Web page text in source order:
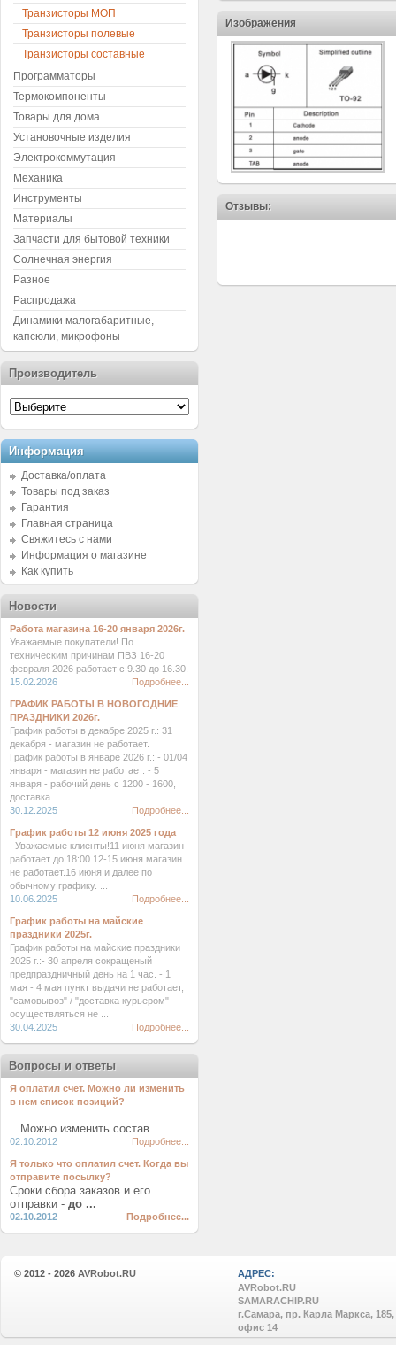
Изображения
Отзывы:
Транзисторы МОП
Транзисторы полевые
Транзисторы составные
Программаторы
Термокомпоненты
Товары для дома
Установочные изделия
Электрокоммутация
Механика
Инструменты
Материалы
Запчасти для бытовой техники
Солнечная энергия
Разное
Распродажа
Динамики малогабаритные,
капсюли, микрофоны
Производитель
Информация
Доставка/оплата
Товары под заказ
Гарантия
Главная страница
Свяжитесь с нами
Информация о магазине
Как купить
Новости
Работа магазина 16-20 января 2026г.
Уважаемые покупатели! По
техническим причинам ПВЗ 16-20
февраля 2026 работает с 9.30 до 16.30.
15.02.2026
Подробнее...
ГРАФИК РАБОТЫ В НОВОГОДНИЕ
ПРАЗДНИКИ 2026г.
График работы в декабре 2025 г.: 31
декабря - магазин не работает.
График работы в январе 2026 г.: - 01/04
января - магазин не работает. - 5
января - рабочий день с 1200 - 1600,
доставка ...
30.12.2025
Подробнее...
График работы 12 июня 2025 года
Уважаемые клиенты!11 июня магазин
работает до 18:00.12-15 июня магазин
не работает.16 июня и далее по
обычному графику. ...
10.06.2025
Подробнее...
График работы на майские
праздники 2025г.
График работы на майские праздники
2025 г.:- 30 апреля сокращеный
предпраздничный день на 1 час. - 1
мая - 4 мая пункт выдачи не работает,
"самовывоз" / "доставка курьером"
осуществляться не ...
30.04.2025
Подробнее...
Вопросы и ответы
Я оплатил счет. Можно ли изменить
в нем список позиций?
Можно изменить состав ...
02.10.2012 Подробнее...
Я только что оплатил счет. Когда вы
отправите посылку?
Сроки сбора заказов и его
отправки - до ...
02.10.2012 Подробнее...
© 2012 - 2026 AVRobot.RU
АДРЕС:
AVRobot.RU
SAMARACHIP.RU
г.Самара, пр. Карла Маркса, 185,
офис 14